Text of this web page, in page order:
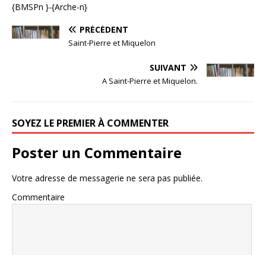
{BMSPn }-{Arche-n}
PRÉCÉDENT
Saint-Pierre et Miquelon
SUIVANT
A Saint-Pierre et Miquelon.
SOYEZ LE PREMIER À COMMENTER
Poster un Commentaire
Votre adresse de messagerie ne sera pas publiée.
Commentaire